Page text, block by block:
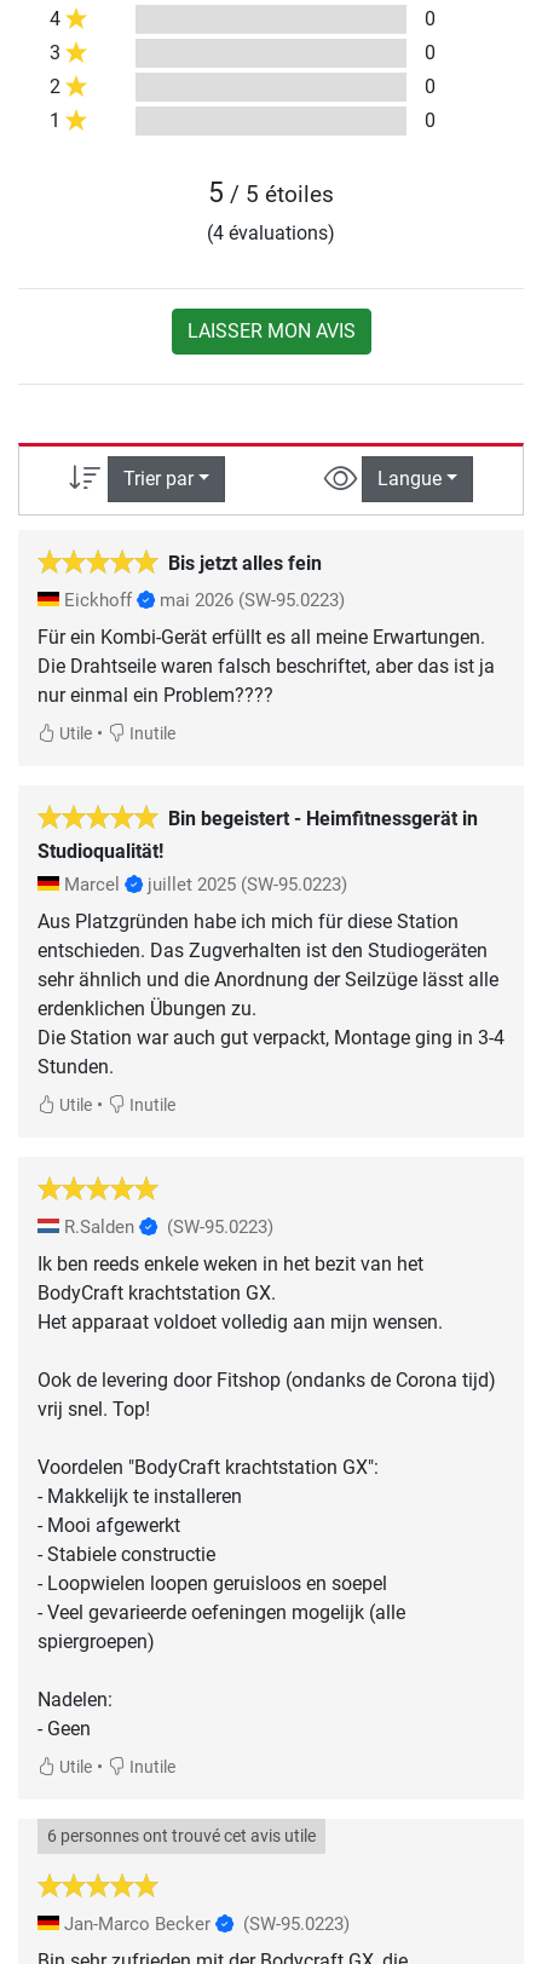
4
0
3
0
2
0
1
0
5 / 5 étoiles
(4 évaluations)
LAISSER MON AVIS
Trier par Langue
Bis jetzt alles fein
Eickhoff mai 2026 (SW-95.0223)
Für ein Kombi-Gerät erfüllt es all meine Erwartungen.
Die Drahtseile waren falsch beschriftet, aber das ist ja
nur einmal ein Problem????
Utile • Inutile
Bin begeistert - Heimfitnessgerät in
Studioqualität!
Marcel juillet 2025 (SW-95.0223)
Aus Platzgründen habe ich mich für diese Station
entschieden. Das Zugverhalten ist den Studiogeräten
sehr ähnlich und die Anordnung der Seilzüge lässt alle
erdenklichen Übungen zu.
Die Station war auch gut verpackt, Montage ging in 3-4
Stunden.
Utile • Inutile
R.Salden (SW-95.0223)
Ik ben reeds enkele weken in het bezit van het
BodyCraft krachtstation GX.
Het apparaat voldoet volledig aan mijn wensen.
Ook de levering door Fitshop (ondanks de Corona tijd)
vrij snel. Top!
Voordelen "BodyCraft krachtstation GX":
- Makkelijk te installeren
- Mooi afgewerkt
- Stabiele constructie
- Loopwielen loopen geruisloos en soepel
- Veel gevarieerde oefeningen mogelijk (alle
spiergroepen)
Nadelen:
- Geen
Utile • Inutile
6 personnes ont trouvé cet avis utile
Jan-Marco Becker (SW-95.0223)